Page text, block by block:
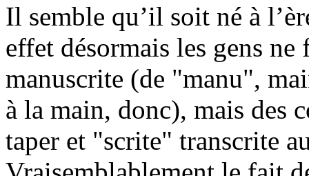
Il semble qu’il soit né à
effet désormais les gens
manuscrite (de "manu",
à la main, donc), mais des
taper et "scrite" transcrite